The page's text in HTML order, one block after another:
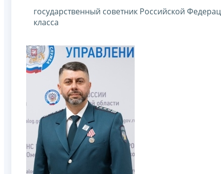
государственный советник Российской
класса